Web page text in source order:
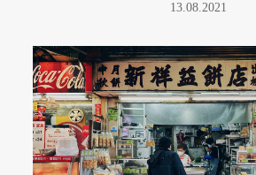
13.08.2021